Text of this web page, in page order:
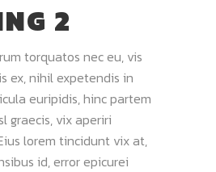
2
torquatos nec eu, vis
ex, nihil expetendis in
euripidis, hinc partem
graecis, vix aperiri
lorem tincidunt vix at,
id, error epicurei